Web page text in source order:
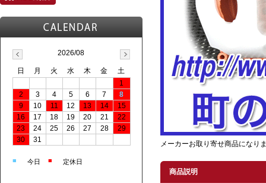
メーカーお取り寄せ商品になり
商品説明
2026/08
日 月 火 水 木 金
土
1
2
3 4 5 6 7
8
9
10 11 12 13 14
15
16
17 18 19 20 21
22
23
24 25 26 27 28
29
30
31
■ 今日 ■ 定休日